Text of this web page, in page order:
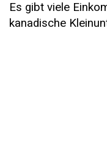
Es gibt viele
kanadische